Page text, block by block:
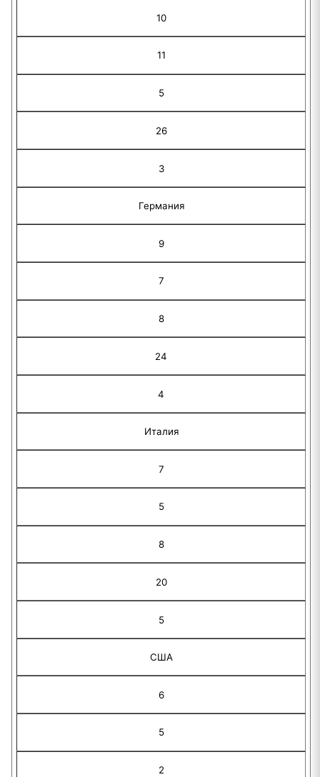
10
11
5
26
3
Германия
9
7
8
24
4
Италия
7
5
8
20
5
США
6
5
2